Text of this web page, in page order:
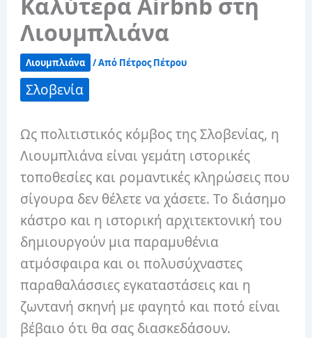
Λιουμπλιάνα
Λιουμπλιάνα / Από Πέτρος Πέτρου
Σλοβενία
Ως πολιτιστικός κόμβος της Σλοβενίας, η
Λιουμπλιάνα είναι γεμάτη ιστορικές
τοποθεσίες και ρομαντικές κληρώσεις που
σίγουρα δεν θέλετε να χάσετε. Το διάσημο
κάστρο και η ιστορική αρχιτεκτονική του
δημιουργούν μια παραμυθένια
ατμόσφαιρα και οι πολυσύχναστες
παραθαλάσσιες εγκαταστάσεις και η
ζωντανή σκηνή με φαγητό και ποτό είναι
βέβαιο ότι θα σας διασκεδάσουν.